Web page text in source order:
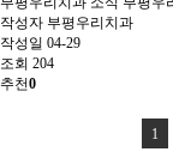
작성자 부평우리치과
작성일 04-29
조회 204
추천0
1